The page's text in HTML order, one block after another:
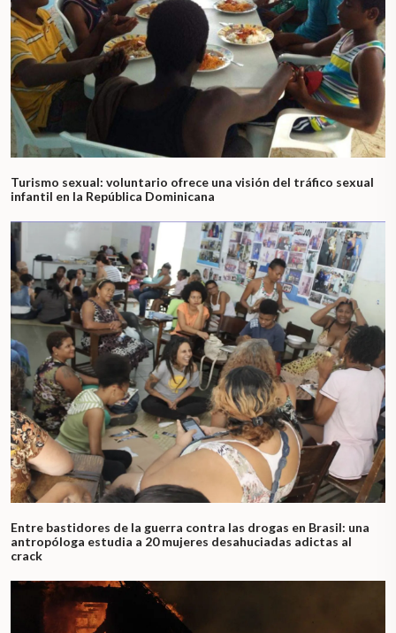
Turismo sexual: voluntario ofrece una visión del tráfico sexual
infantil en la República Dominicana
Entre bastidores de la guerra contra las drogas en Brasil: una
antropóloga estudia a 20 mujeres desahuciadas adictas al
crack